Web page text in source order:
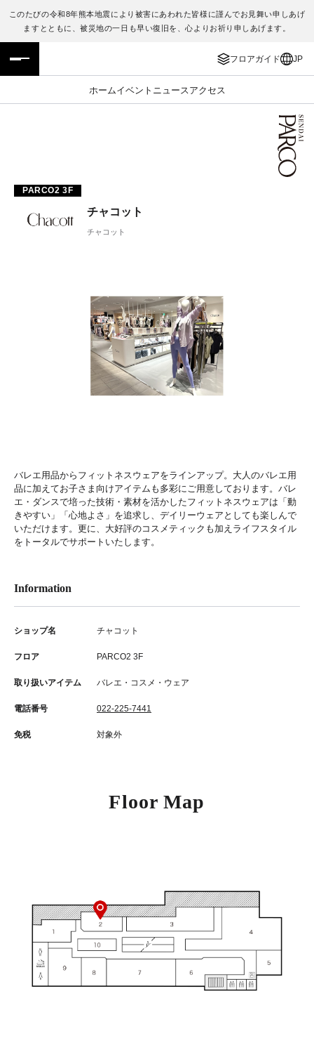
このたびの令和8年熊本地震により被害にあわれた皆様に謹んでお見舞い申しあげ
ますとともに、被災地の一日も早い復旧を、心よりお祈り申しあげます。
フロアガイド JP
ホームイベント ニュース アクセス
フロアガイド
施設案内・アクセス
TAX FREE
ENGLISH
繁体字
日本語
PARCO2 3F
チャコット
チャコット
バレエ用品からフィットネスウェアをラインアップ。大人のバレエ用
品に加えてお子さま向けアイテムも多彩にご用意しております。バレ
エ・ダンスで培った技術・素材を活かしたフィットネスウェアは「動
きやすい」「心地よさ」を追求し、デイリーウェアとしても楽しんで
いただけます。更に、大好評のコスメティックも加えライフスタイル
をトータルでサポートいたします。
Information
ショップ名 チャコット
フロア PARCO2 3F
取り扱いアイテム バレエ・コスメ・ウェア
電話番号 022-225-7441
免税 対象外
Floor Map